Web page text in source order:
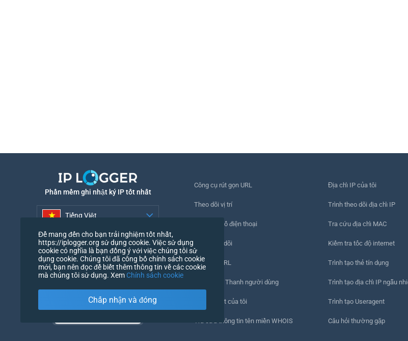
Phần mềm ghi nhật ký IP tốt nhất
Tiếng Việt
Tiếng Việt
Công cụ rút gọn URL
Theo dõi vị trí
Theo dõi số điện thoại
Pixel theo dõi
Kiểm tra URL
Đếm IP và Thanh người dùng
Trình duyệt của tôi
Tra cứu thông tin tên miền WHOIS
Địa chỉ IP của tôi
Trình theo dõi địa chỉ IP
Tra cứu địa chỉ MAC
Kiểm tra tốc độ internet
Trình tạo thẻ tín dụng
Trình tạo địa chỉ IP ngẫu
Trình tạo Useragent
Câu hỏi thường gặp
Để mang đến cho bạn trải nghiệm tốt nhất,
https://iplogger.org sử dụng cookie. Việc sử dụng
cookie có nghĩa là bạn đồng ý với việc chúng tôi sử
dụng cookie. Chúng tôi đã công bố chính sách cookie
mới, bạn nên đọc để biết thêm thông tin về các cookie
mà chúng tôi sử dụng. Xem Chính sách cookie
Chấp nhận và đóng